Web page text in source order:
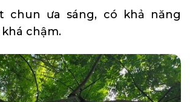
chun ưa sáng, có khả năng
chậm.